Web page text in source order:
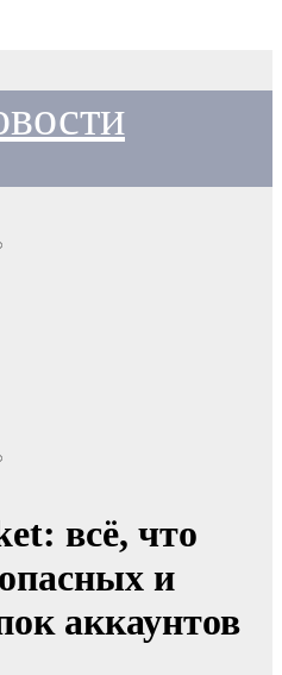
всё, что
и
аккаунтов